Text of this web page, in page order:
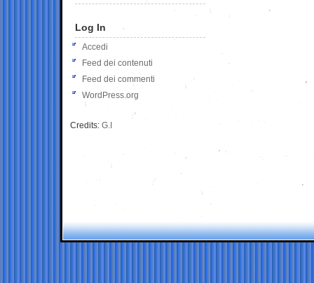
Log In
Accedi
Feed dei contenuti
Feed dei commenti
WordPress.org
Credits: G.I